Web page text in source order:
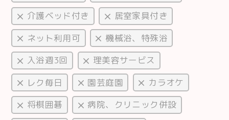
介護ベッド付き
居室家具付き
ネット利用可
機械浴、特殊浴
入浴週3回
理美容サービス
レク毎日
園芸庭園
カラオケ
将棋囲碁
病院、クリニック併設